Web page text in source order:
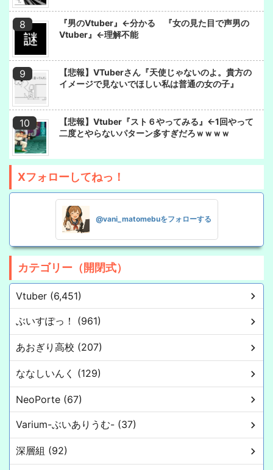
『男のVtuber』←分かる 『女の見た目で声男の
Vtuber』←理解不能
【悲報】VTuberさん『天使じゃないのよ。貴方の
イメージで見ないでほしい私は普通の女の子』
【悲報】Vtuber『スト６やってみる』←1回やって
二度とやらないパターン多すぎだろｗｗｗｗ
Xフォローしてねっ！
@vani_matomebuをフォローする
カテゴリー（開閉式）
Vtuber (6,451)
ぶいすぽっ！ (961)
あおぎり高校 (207)
ななしいんく (129)
NeoPorte (67)
Varium-ぶいありうむ- (37)
深層組 (92)